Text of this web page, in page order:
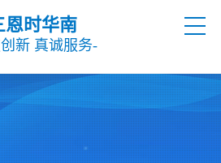
恩时华南
新 真诚服务-